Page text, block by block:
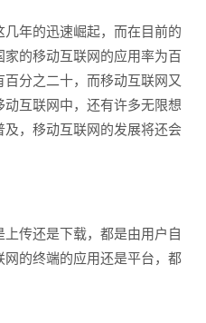
年的迅速崛起，而在目前的
的移动互联网的应用率为百
分之二十，而移动互联网又
互联网中，还有许多无限想
，移动互联网的发展将还会
传还是下载，都是由用户自
的终端的应用还是平台，都
· 标准企业官网建设 · 外贸网
发 · 微信小程序开发 年度